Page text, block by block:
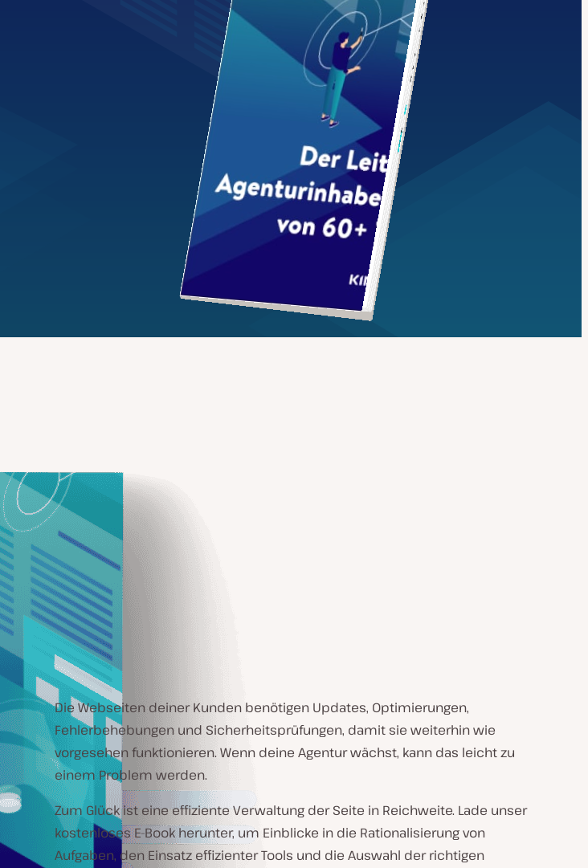
Die Webseiten deiner Kunden benötigen Updates, Optimierungen,
Fehlerbehebungen und Sicherheitsprüfungen, damit sie weiterhin wie
vorgesehen funktionieren. Wenn deine Agentur wächst, kann das leicht zu
einem Problem werden.
Zum Glück ist eine effiziente Verwaltung der Seite in Reichweite. Lade unser
kostenloses E-Book herunter, um Einblicke in die Rationalisierung von
Aufgaben, den Einsatz effizienter Tools und die Auswahl der richtigen